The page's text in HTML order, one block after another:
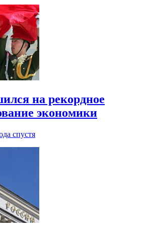
на рекордное
экономики
спустя